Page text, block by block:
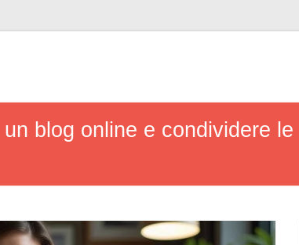
blog online e condividere le